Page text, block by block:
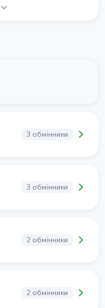
3 обмінники
3 обмінники
2 обмінники
2 обмінники